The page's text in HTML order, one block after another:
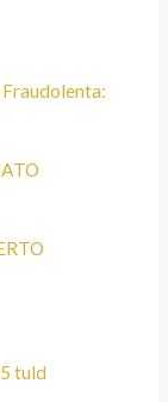
tuld